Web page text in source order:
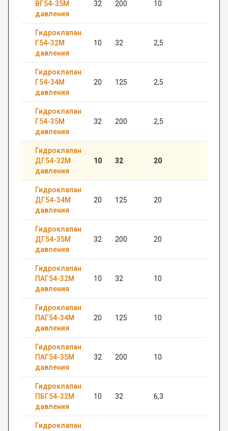
ВГ54-35М
давления
32 200 10
Гидроклапан
Г54-32М
давления
10 32 2,5
Гидроклапан
Г54-34М
давления
20 125 2,5
Гидроклапан
Г54-35М
давления
32 200 2,5
Гидроклапан
ДГ54-32М
давления
10 32 20
Гидроклапан
ДГ54-34М
давления
20 125 20
Гидроклапан
ДГ54-35М
давления
32 200 20
Гидроклапан
ПАГ54-32М
давления
10 32 10
Гидроклапан
ПАГ54-34М
давления
20 125 10
Гидроклапан
ПАГ54-35М
давления
32 200 10
Гидроклапан
ПБГ54-32М
давления
10 32 6,3
Гидроклапан